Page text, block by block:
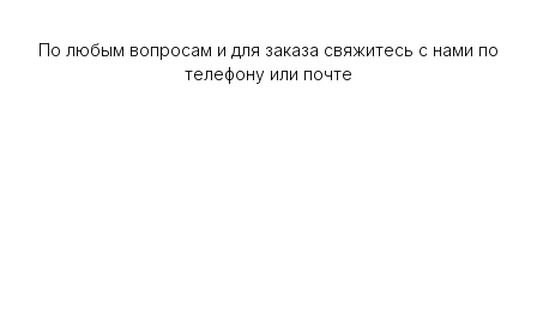
По любым вопросам и для заказа свяжитесь с нами по
телефону или почте